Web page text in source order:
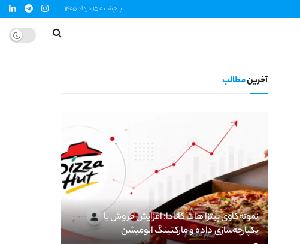
پنج‌شنبه 15 مرداد 1405
آخرینمطالب
نمونه‌کاوی پیتزا هات کانادا؛ افزایش فروش با
یکپارچه‌سازی داده و مارکتینگ اتومیشن